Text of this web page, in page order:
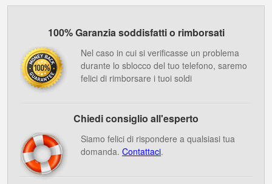
100% Garanzia soddisfatti o rimborsati
Nel caso in cui si verificasse un problema
durante lo sblocco del tuo telefono, saremo
felici di rimborsare i tuoi soldi
Chiedi consiglio all'esperto
Siamo felici di rispondere a qualsiasi tua
domanda. Contattaci.